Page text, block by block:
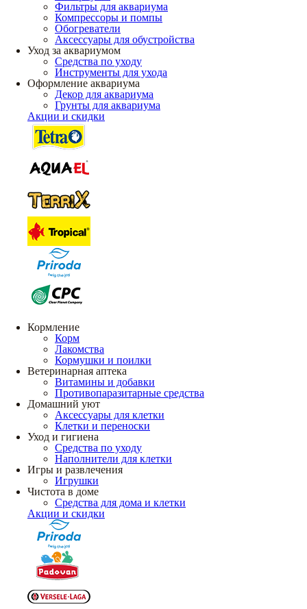
Фильтры для аквариума
Компрессоры и помпы
Обогреватели
Аксессуары для обустройства
Уход за аквариумом
Средства по уходу
Инструменты для ухода
Оформление аквариума
Декор для аквариума
Грунты для аквариума
Акции и скидки
Кормление
Корм
Лакомства
Кормушки и поилки
Ветеринарная аптека
Витамины и добавки
Противопаразитарные средства
Домашний уют
Аксессуары для клетки
Клетки и переноски
Уход и гигиена
Средства по уходу
Наполнители для клетки
Игры и развлечения
Игрушки
Чистота в доме
Средства для дома и клетки
Акции и скидки